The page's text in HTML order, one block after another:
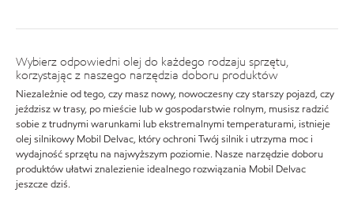
Wybierz odpowiedni olej do każdego rodzaju sprzętu,
korzystając z naszego narzędzia doboru produktów
Niezależnie od tego, czy masz nowy, nowoczesny czy starszy pojazd, czy
jeździsz w trasy, po mieście lub w gospodarstwie rolnym, musisz radzić
sobie z trudnymi warunkami lub ekstremalnymi temperaturami, istnieje
olej silnikowy Mobil Delvac, który ochroni Twój silnik i utrzyma moc i
wydajność sprzętu na najwyższym poziomie. Nasze narzędzie doboru
produktów ułatwi znalezienie idealnego rozwiązania Mobil Delvac
jeszcze dziś.